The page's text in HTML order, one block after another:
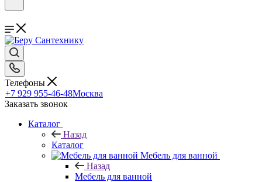
Телефоны
+7 929 955-46-48Москва
Заказать звонок
Каталог
Назад
Каталог
Мебель для ванной
Назад
Мебель для ванной